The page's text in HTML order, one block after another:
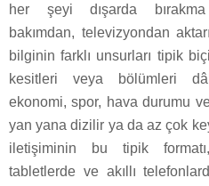
her şeyi dışarda
bakımdan, televizyondan
bilginin farklı unsurları tipik
kesitleri veya bölümleri
ekonomi, spor, hava durumu
yan yana dizilir ya da az çok
iletişiminin bu tipik
tabletlerde ve akıllı